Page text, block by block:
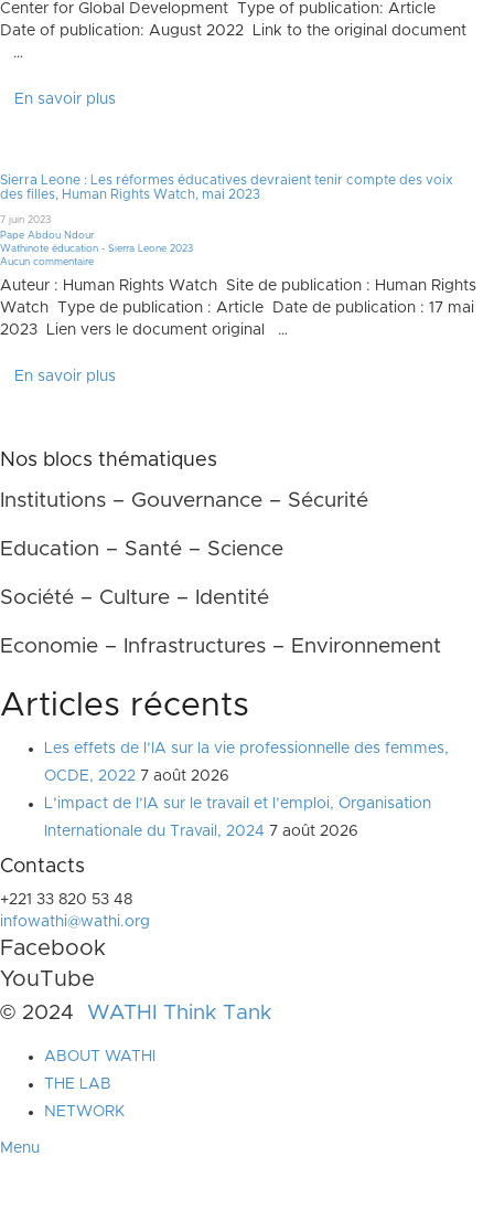
Center for Global Development Type of publication: Article
Date of publication: August 2022 Link to the original document
…
En savoir plus
Sierra Leone : Les réformes éducatives devraient tenir compte des voix
des filles, Human Rights Watch, mai 2023
7 juin 2023
Pape Abdou Ndour
Wathinote éducation - Sierra Leone 2023
Aucun commentaire
Auteur : Human Rights Watch Site de publication : Human Rights
Watch Type de publication : Article Date de publication : 17 mai
2023 Lien vers le document original …
En savoir plus
Nos blocs thématiques
Institutions – Gouvernance – Sécurité
Education – Santé – Science
Société – Culture – Identité
Economie – Infrastructures – Environnement
Articles récents
Les effets de l’IA sur la vie professionnelle des femmes,
OCDE, 2022 7 août 2026
L’impact de l’IA sur le travail et l’emploi, Organisation
Internationale du Travail, 2024 7 août 2026
Contacts
+221 33 820 53 48
infowathi@wathi.org
Facebook
YouTube
© 2024 WATHI Think Tank
ABOUT WATHI
THE LAB
NETWORK
Menu